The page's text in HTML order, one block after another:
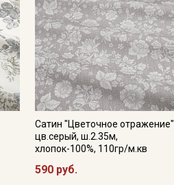
Сатин "Цветочное отражение"
цв.серый, ш.2.35м,
хлопок-100%, 110гр/м.кв
590 руб.